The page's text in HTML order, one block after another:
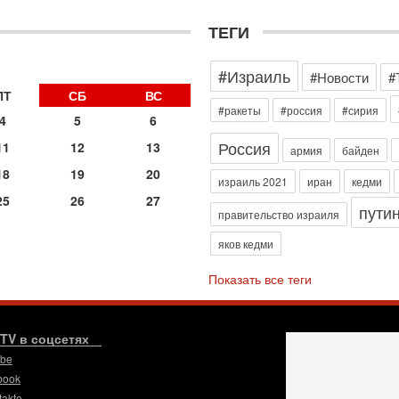
СБ
ВС
4 5
6
12
13
19
20
26
27
ТЕГИ
#Израиль
#Новости
#ракеты #россия #сирия
Россия армия байден
израиль 2021 иран кедми
правительство израиля путин
яков кедми
Показать все теги
в соцсетях